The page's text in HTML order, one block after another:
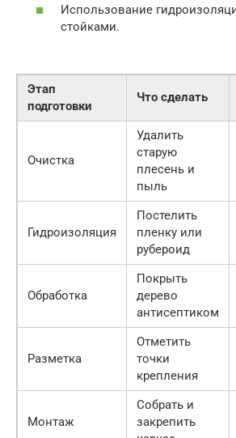
Использование
стойками.
Этап
подготовки
Что сделать
Очистка
Удалить
старую
плесень и
пыль
Гидроизоляция
Постелить
пленку или
рубероид
Обработка
Покрыть
дерево
антисептиком
Разметка
Отметить
точки
крепления
Монтаж
Собрать и
закрепить